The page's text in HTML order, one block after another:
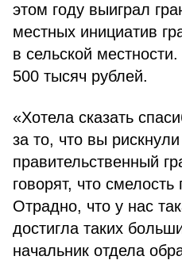
этом году выиграл
местных инициатив
в сельской
500 тысяч рублей.
«Хотела сказать
за то, что вы
правительственный
говорят, что смелость
Отрадно, что у нас
достигла таких
начальник отдела